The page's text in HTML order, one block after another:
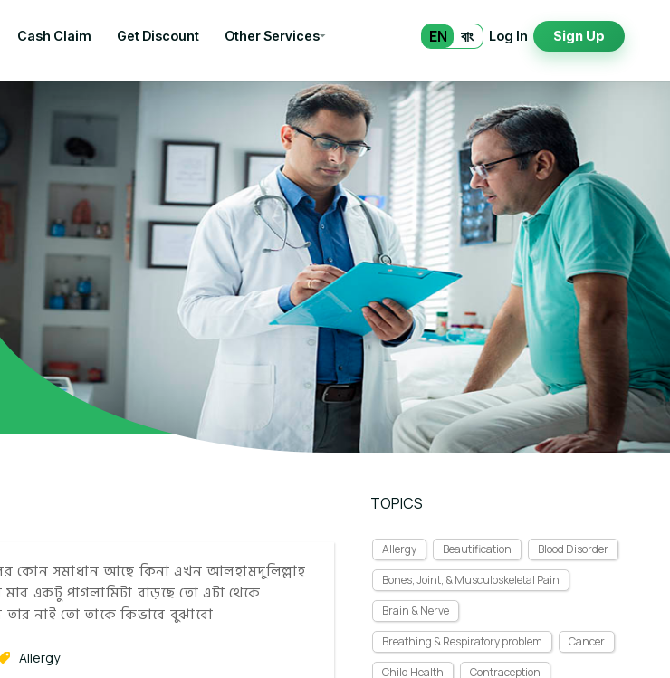
Cash Claim Get Discount Other Services EN বাং Log In Sign Up
সমাধান আছে কিনা এখন আলহামদুলিল্লাহ
একটু পাগলামিটা বাড়ছে তো এটা থেকে
নাই তো তাকে কিভাবে বুঝাবো
Allergy
TOPICS
Allergy Beautification
Blood Disorder
Bones, Joint, & Musculoskeletal Pain
Brain & Nerve
Breathing & Respiratory problem
Cancer
Child Health
Contraception